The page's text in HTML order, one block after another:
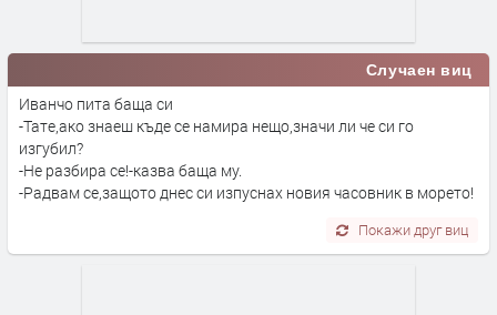
Случаен виц
Иванчо пита баща си
-Тате,ако знаеш къде се намира нещо,значи ли че си го
изгубил?
-Не разбира се!-казва баща му.
-Радвам се,защото днес си изпуснах новия часовник в морето!
Покажи друг виц